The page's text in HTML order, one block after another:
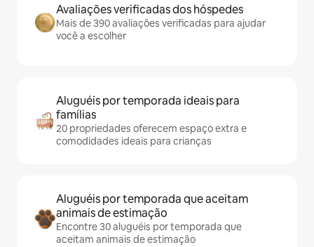
Avaliações verificadas dos hóspedes
Mais de 390 avaliações verificadas para ajudar
você a escolher
Aluguéis por temporada ideais para
famílias
20 propriedades oferecem espaço extra e
comodidades ideais para crianças
Aluguéis por temporada que aceitam
animais de estimação
Encontre 30 aluguéis por temporada que
aceitam animais de estimação